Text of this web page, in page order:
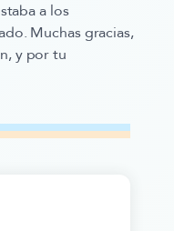
a los
Muchas gracias,
y por tu